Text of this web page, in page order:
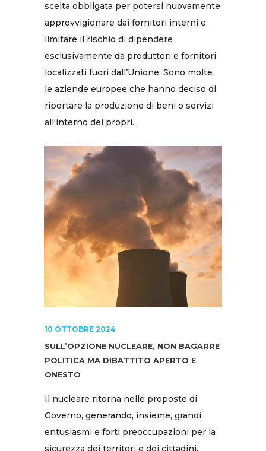
scelta obbligata per potersi nuovamente
approvvigionare dai fornitori interni e
limitare il rischio di dipendere
esclusivamente da produttori e fornitori
localizzati fuori dall’Unione. Sono molte
le aziende europee che hanno deciso di
riportare la produzione di beni o servizi
all'interno dei propri...
10 OTTOBRE 2024
SULL’OPZIONE NUCLEARE, NON BAGARRE
POLITICA MA DIBATTITO APERTO E
ONESTO
Il nucleare ritorna nelle proposte di
Governo, generando, insieme, grandi
entusiasmi e forti preoccupazioni per la
sicurezza dei territori e dei cittadini.